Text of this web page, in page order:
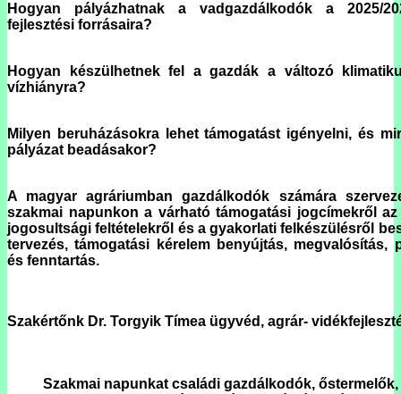
Hogyan pályázhatnak a vadgazdálkodók a 2025/
fejlesztési forrásaira?
Hogyan készülhetnek fel a gazdák a változó
vízhiányra?
Milyen beruházásokra lehet támogatást igényelni, és
pályázat beadásakor?
A magyar agráriumban gazdálkodók számára
szakmai napunkon a várható támogatási jogcímekről
jogosultsági feltételekről és a gyakorlati felkészülésről
tervezés, támogatási kérelem benyújtás, megvalósítás,
és fenntartás.
Szakértőnk Dr. Torgyik Tímea ügyvéd, agrár-
Szakmai napunkat családi gazdálkodók,